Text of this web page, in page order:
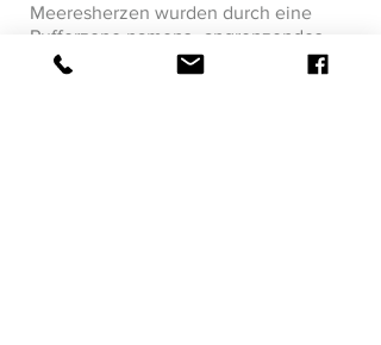
Meeresherzen wurden durch eine
Pufferzone namens „angrenzendes
Meeresgebiet” konsolidiert, die zum